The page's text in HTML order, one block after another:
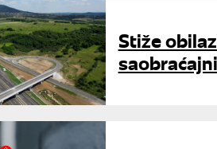
Stiže